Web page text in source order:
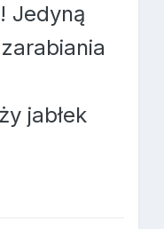
Jedyną
jabłek